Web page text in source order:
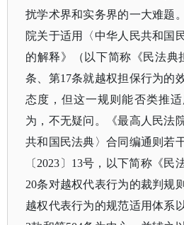
扰学术界和实务界的一大难题
院关于适用〈中华人民共和国
的解释》（以下简称《民法典
条、第17条就越权担保行为的
态度，但这一规则能否类推
为，不无疑问。《最高人民法
共和国民法典〉合同编通则若
〔2023〕13号，以下简称《民
20条对越权代表行为的裁判规
越权代表行为的规范适用体系